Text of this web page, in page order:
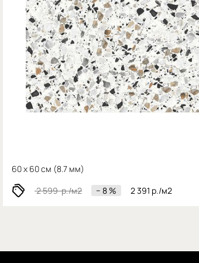
60 x 60 см (8.7 мм)
2 599р./м2 − 8 % 2 391 р./м2